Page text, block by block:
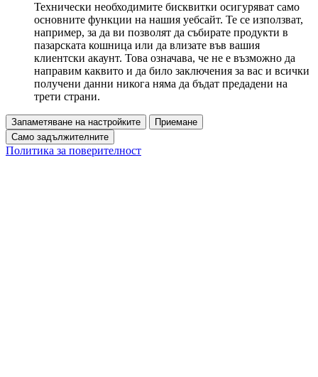
Технически необходимите бисквитки осигуряват само
основните функции на нашия уебсайт. Те се използват,
например, за да ви позволят да събирате продукти в
пазарската кошница или да влизате във вашия
клиентски акаунт. Това означава, че не е възможно да
направим каквито и да било заключения за вас и всички
получени данни никога няма да бъдат предадени на
трети страни.
Запаметяване на настройките
Приемане
Само задължителните
Политика за поверителност